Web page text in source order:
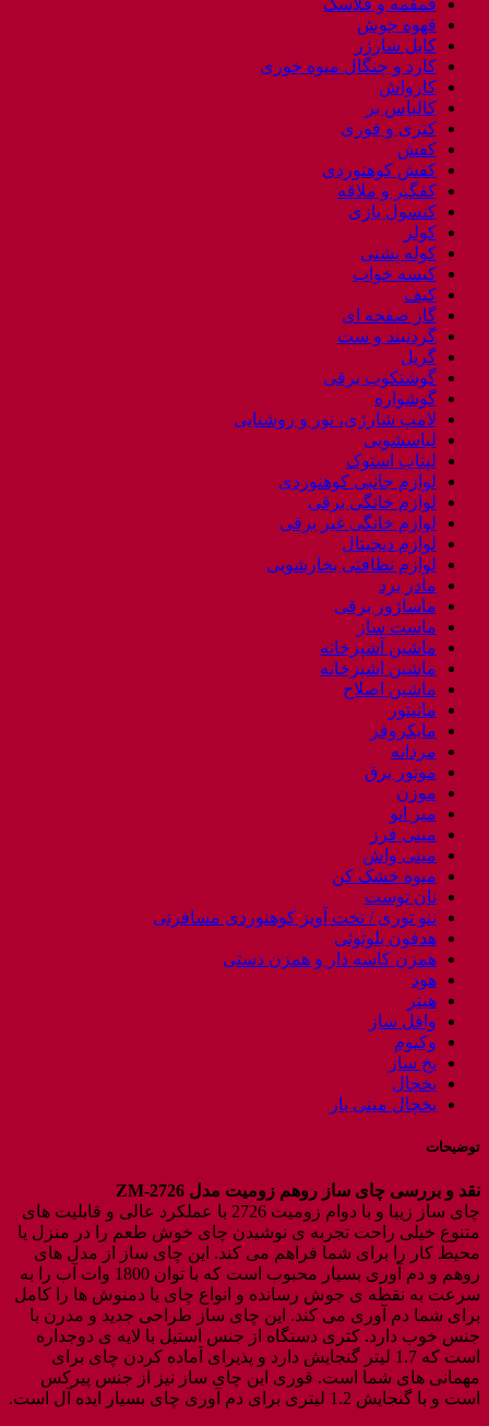
قهوه جوش
کابل شارژر
کارد و چنگال میوه خوری
کارواش
کالباس بر
کتری و قوری
کفش
کفش کوهنوردی
کفگیر و ملاقه
کنسول بازی
کولر
کوله پشتی
کیسه خواب
کیف
گاز صفحه ای
گردنبند و ست
گریل
گوشتکوب برقی
گوشواره
لامپ شارژی، نور و روشنایی
لباسشویی
لپتاب استوک
لوازم جانبی کوهنوردی
لوازم خانگی برقی
لوازم خانگی غیر برقی
لوازم دیجیتال
لوازم نظافتی بخارشویی
مادر برد
ماساژور برقی
ماست ساز
ماشین آشپزخانه
ماشین اشپزخانه
ماشین اصلاح
مانیتور
مایکروفر
مردانه
موتور برق
موزن
میز اتو
مینی فرز
مینی واش
میوه خشک کن
نان توست
ننو توری / تخت آویز کوهنوردی مسافرتی
هدفون بلوتوثی
همزن کاسه دار و همزن دستی
هود
هیتر
وافل ساز
وکیوم
یخ ساز
یخچال
یخچال مینی بار
توضیحات
نقد و بررسی چای ساز روهم زومیت مدل ZM-2726
چای ساز زیبا و با دوام زومیت 2726 با عملکرد عالی و قابلیت های
متنوع خیلی راحت تجربه ی نوشیدن چای خوش طعم را در منزل یا
محیط کار را برای شما فراهم می‌ کند. این چای ساز از مدل های
روهم و دم آوری بسیار محبوب است که با توان 1800 وات آب را به
سرعت به نقطه ی جوش رسانده و انواع چای یا دمنوش ها را کامل
برای شما دم آوری می کند. این چای ساز طراحی جدید و مدرن با
جنس خوب دارد. کتری دستگاه از جنس استیل با لایه ی دوجداره
است که 1.7 لیتر گنجایش دارد و پذیرای آماده کردن چای برای
مهمانی های شما است. قوری این چای ساز نیز از جنس پیرکس
است و با گنجایش 1.2 لیتری برای دم آوری چای بسیار ایده آل است‌.